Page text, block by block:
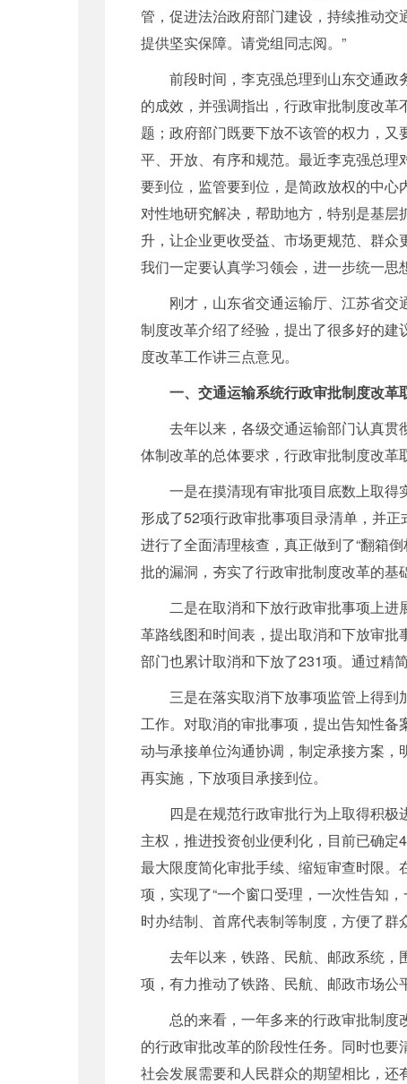
管，促进法治政府部门建设，持续推动交
提供坚实保障。请党组同志阅。”
前段时间，李克强总理到山东交通政
的成效，并强调指出，行政审批制度改革
题；政府部门既要下放不该管的权力，
平、开放、有序和规范。最近李克强总理
要到位，监管要到位，是简政放权的中
对性地研究解决，帮助地方，特别是基
升，让企业更收受益、市场更规范、群众
我们一定要认真学习领会，进一步统一思
刚才，山东省交通运输厅、江苏省交
制度改革介绍了经验，提出了很多好的
度改革工作讲三点意见。
一、交通运输系统行政审批制度改革
去年以来，各级交通运输部门认真贯
体制改革的总体要求，行政审批制度改革
一是在摸清现有审批项目底数上取得
形成了52项行政审批事项目录清单，并
进行了全面清理核查，真正做到了“翻箱
批的漏洞，夯实了行政审批制度改革的基
二是在取消和下放行政审批事项上进
革路线图和时间表，提出取消和下放审
部门也累计取消和下放了231项。通过精
三是在落实取消下放事项监管上得到
工作。对取消的审批事项，提出告知性
动与承接单位沟通协调，制定承接方案
再实施，下放项目承接到位。
四是在规范行政审批行为上取得积极
主权，推进投资创业便利化，目前已确定
最大限度简化审批手续、缩短审查时限
项，实现了“一个窗口受理，一次性告知
时办结制、首席代表制等制度，方便了群
去年以来，铁路、民航、邮政系统，
项，有力推动了铁路、民航、邮政市场公
总的来看，一年多来的行政审批制度
的行政审批改革的阶段性任务。同时也
社会发展需要和人民群众的期望相比，还